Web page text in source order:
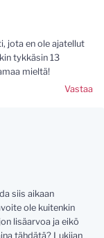
jota en ole ajatellut
tykkäsin 13
mieltä!
Vastaa
siis aikaan
ole kuitenkin
lisäarvoa ja eikö
tähdätä? Lukijan